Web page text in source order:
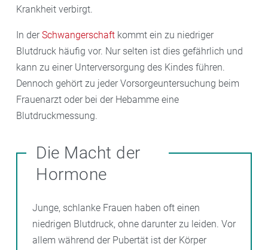
Krankheit verbirgt.
In der Schwangerschaft kommt ein zu niedriger
Blutdruck häufig vor. Nur selten ist dies gefährlich und
kann zu einer Unterversorgung des Kindes führen.
Dennoch gehört zu jeder Vorsorgeuntersuchung beim
Frauenarzt oder bei der Hebamme eine
Blutdruckmessung.
Die Macht der
Hormone
Junge, schlanke Frauen haben oft einen
niedrigen Blutdruck, ohne darunter zu leiden. Vor
allem während der Pubertät ist der Körper